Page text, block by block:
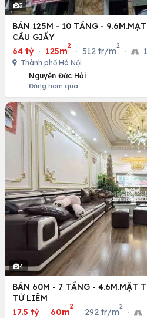
3
BÁN 125M - 10 TẦNG -
CẦU GIẤY
64 tỷ · 125m
2
· 512 tr/m
2
·
Thành phố Hà Nội
Nguyễn Đức Hải
Đăng hôm qua
4
BÁN 60M - 7 TẦNG - 4.6M.MẶT
TỪ LIÊM
17.5 tỷ · 60m
2
· 292 tr/m
2
·